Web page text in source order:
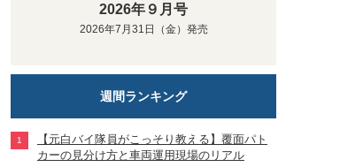
2026年９月号
2026年7月31日（金）発売
週間ランキング
【元白バイ隊員がこっそり教える】覆面パト
カーの見分け方と車両運用現場のリアル